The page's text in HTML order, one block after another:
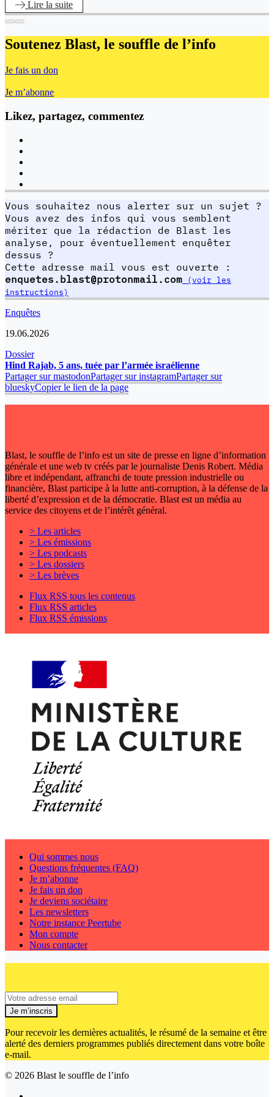
Lire la suite
Soutenez Blast, le souffle de l’info
Je fais un don
Je m’abonne
Likez, partagez, commentez
Vous souhaitez nous alerter sur un sujet ?
Vous avez des infos qui vous semblent
mériter que la rédaction de Blast les
analyse, pour éventuellement enquêter
dessus ?
Cette adresse mail vous est ouverte :
enquetes.blast@protonmail.com (voir les
instructions)
Enquêtes
19.06.2026
Dossier
Hind Rajab, 5 ans, tuée par l’armée israélienne
Partager sur mastodonPartager sur instagramPartager sur
blueskyCopier le lien de la page
Blast, le souffle de l’info est un site de presse en ligne d’information
générale et une web tv créés par le journaliste Denis Robert. Média
libre et indépendant, affranchi de toute pression industrielle ou
financière, Blast participe à la lutte anti-corruption, à la défense de la
liberté d’expression et de la démocratie. Blast est un média au
service des citoyens et de l’intérêt général.
> Les articles
> Les émissions
> Les podcasts
> Les dossiers
> Les brèves
Flux RSS tous les contenus
Flux RSS articles
Flux RSS émissions
Qui sommes nous
Questions fréquentes (FAQ)
Je m’abonne
Je fais un don
Je deviens sociétaire
Les newsletters
Notre instance Peertube
Mon compte
Nous contacter
Je m’inscris
Pour recevoir les dernières actualités, le résumé de la semaine et être
alerté des derniers programmes publiés directement dans votre boîte
e-mail.
© 2026 Blast le souffle de l’info